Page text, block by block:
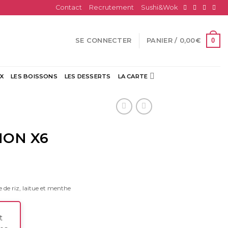
Contact Recrutement Sushi&Wok
SE CONNECTER PANIER / 0,00€ 0
LES BOISSONS LES DESSERTS LA CARTE
X6
de riz, laitue et menthe